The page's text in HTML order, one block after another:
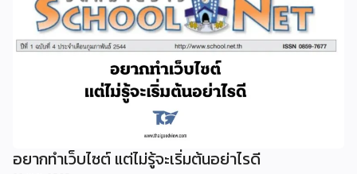
อยากทำเว็บไซต์ แต่ไม่รู้จะเริ่มต้นอย่าไรดี